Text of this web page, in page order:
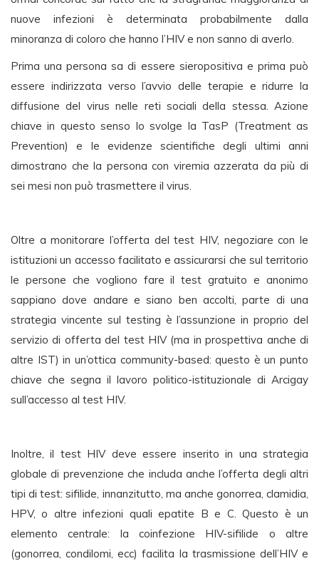
nuove infezioni è determinata probabilmente dalla
minoranza di coloro che hanno l’HIV e non sanno di averlo.
Prima una persona sa di essere sieropositiva e prima può
essere indirizzata verso l’avvio delle terapie e ridurre la
diffusione del virus nelle reti sociali della stessa. Azione
chiave in questo senso lo svolge la TasP (Treatment as
Prevention) e le evidenze scientifiche degli ultimi anni
dimostrano che la persona con viremia azzerata da più di
sei mesi non può trasmettere il virus.
Oltre a monitorare l’offerta del test HIV, negoziare con le
istituzioni un accesso facilitato e assicurarsi che sul territorio
le persone che vogliono fare il test gratuito e anonimo
sappiano dove andare e siano ben accolti, parte di una
strategia vincente sul testing è l’assunzione in proprio del
servizio di offerta del test HIV (ma in prospettiva anche di
altre IST) in un’ottica community-based: questo è un punto
chiave che segna il lavoro politico-istituzionale di Arcigay
sull’accesso al test HIV.
Inoltre, il test HIV deve essere inserito in una strategia
globale di prevenzione che includa anche l’offerta degli altri
tipi di test: sifilide, innanzitutto, ma anche gonorrea, clamidia,
HPV, o altre infezioni quali epatite B e C. Questo è un
elemento centrale: la coinfezione HIV-sifilide o altre
(gonorrea, condilomi, ecc) facilita la trasmissione dell’HIV e